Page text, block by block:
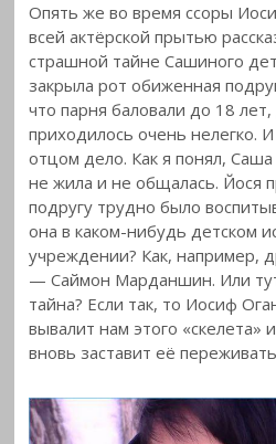
Опять же во время ссоры
всей актёрской прытью
страшной тайне Сашиного
закрыла рот обиженная
что парня баловали до 18
приходилось очень нелегко.
отцом дело. Как я понял,
не жила и не общалась. Йося
подругу трудно было
она в каком-нибудь детском
учреждении? Как, например,
— Саймон Марданшин. Или
тайна? Если так, то Иосиф
вывалит нам этого
вновь заставит её